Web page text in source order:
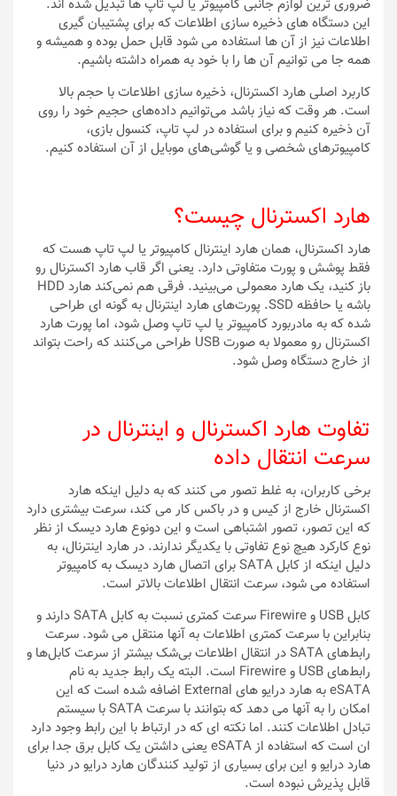
ضروری ترین لوازم جانبی کامپیوتر یا لپ تاپ ها تبدیل شده اند.
این دستگاه های ذخیره سازی اطلاعات که برای پشتیبان گیری
اطلاعات نیز از آن ها استفاده می شود قابل حمل بوده و همیشه و
همه جا می توانیم آن ها را با خود به همراه داشته باشیم.
کاربرد اصلی هارد اکسترنال، ذخیره سازی اطلاعات با حجم بالا
است. هر وقت که نیاز باشد می‌توانیم داده‌های حجیم خود را روی
آن ذخیره کنیم و برای استفاده در لپ تاپ، کنسول بازی،
کامپیوترهای شخصی و یا گوشی‌های موبایل از آن استفاده کنیم.
هارد اکسترنال چیست؟
هارد اکسترنال، همان هارد اینترنال کامپیوتر یا لپ تاپ هست که
فقط پوشش و پورت متفاوتی دارد. یعنی اگر قاب هارد اکسترنال رو
باز کنید، یک هارد معمولی می‌بینید. فرقی هم نمی‌کند هارد HDD
باشه یا حافظه SSD. پورت‌های هارد اینترنال به گونه ای طراحی
شده که به مادربورد کامپیوتر یا لپ تاپ وصل شود، اما پورت هارد
اکسترنال رو معمولا به صورت USB طراحی می‌کنند که راحت بتواند
از خارج دستگاه وصل شود.
تفاوت هارد اکسترنال و اینترنال در
سرعت انتقال داده
برخی کاربران، به غلط تصور می کنند که به دلیل اینکه هارد
اکسترنال خارج از کیس و در باکس کار می کند، سرعت بیشتری دارد
که این تصور، تصور اشتباهی است و این دونوع هارد دیسک از نظر
نوع کارکرد هیچ نوع تفاوتی با یکدیگر ندارند. در هارد اینترنال، به
دلیل اینکه از کابل SATA برای اتصال هارد دیسک به کامپیوتر
استفاده می شود، سرعت انتقال اطلاعات بالاتر است.
کابل USB و Firewire سرعت کمتری نسبت به کابل SATA دارند و
بنابراین با سرعت کمتری اطلاعات به آنها منتقل می شود. سرعت
رابط‌های SATA در انتقال اطلاعات بی‌شک بیشتر از سرعت کابل‌ها و
رابط‌های USB و Firewire است. البته یک رابط جدید به نام
eSATA به هارد درایو های External اضافه شده است که این
امکان را به آنها می دهد که بتوانند با سرعت SATA با سیستم
تبادل اطلاعات کنند. اما نکته ای که در ارتباط با این رابط وجود دارد
ان است که استفاده از eSATA یعنی داشتن یک کابل برق جدا برای
هارد درایو و این برای بسیاری از تولید کنندگان هارد درایو در دنیا
قابل پذیرش نبوده است.